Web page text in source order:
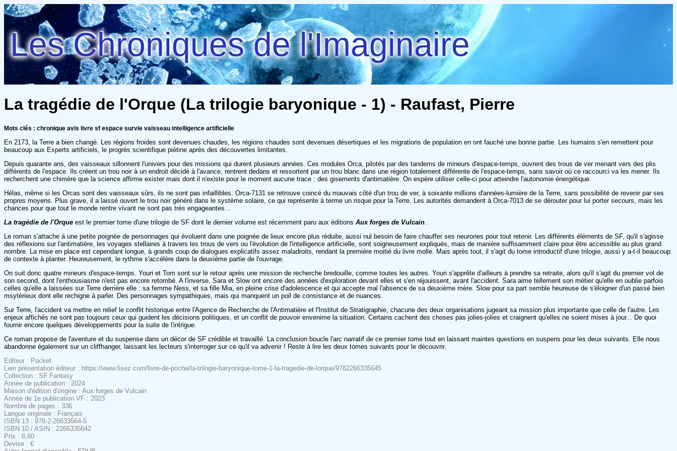
Les Chroniques de l'Imaginaire
La tragédie de l'Orque (La trilogie baryonique - 1) - Raufast, Pierre
Mots clés : chronique avis livre sf espace survie vaisseau intelligence artificielle
En 2173, la Terre a bien changé. Les régions froides sont devenues chaudes, les régions chaudes sont devenues désertiques et les migrations de population en ont fauché une bonne partie. Les humains s'en remettent pour
beaucoup aux Experts artificiels, le progrès scientifique piétine après des découvertes limitantes.
Depuis quarante ans, des vaisseaux sillonnent l'univers pour des missions qui durent plusieurs années. Ces modules Orca, pilotés par des tandems de mineurs d'espace-temps, ouvrent des trous de ver menant vers des plis
différents de l'espace. Ils créent un trou noir à un endroit décidé à l'avance, rentrent dedans et ressortent par un trou blanc dans une région totalement différente de l'espace-temps, sans savoir où ce raccourci va les mener. Ils
recherchent une chimère que la science affirme exister mais dont il n'existe pour le moment aucune trace : des gisements d'antimatière. On espère utiliser celle-ci pour atteindre l'autonomie énergétique.
Hélas, même si les Orcas sont des vaisseaux sûrs, ils ne sont pas infaillibles. Orca-7131 se retrouve coincé du mauvais côté d'un trou de ver, à soixante millions d'années-lumière de la Terre, sans possibilité de revenir par ses
propres moyens. Plus grave, il a laissé ouvert le trou noir généré dans le système solaire, ce qui représente à terme un risque pour la Terre. Les autorités demandent à Orca-7013 de se dérouter pour lui porter secours, mais les
chances pour que tout le monde rentre vivant ne sont pas très engageantes...
La tragédie de l'Orque est le premier tome d'une trilogie de SF dont le dernier volume est récemment paru aux éditions Aux forges de Vulcain
Le roman s'attache à une petite poignée de personnages qui évoluent dans une poignée de lieux encore plus réduite, aussi nul besoin de faire chauffer ses neurones pour tout retenir. Les différents éléments de SF, qu'il s'agisse
des réflexions sur l'antimatière, les voyages stellaires à travers les trous de vers ou l'évolution de l'intelligence artificielle, sont soigneusement expliqués, mais de manière suffisamment claire pour être accessible au plus grand
nombre. La mise en place est cependant longue, à grands coup de dialogues explicatifs assez maladroits, rendant la première moitié du livre molle. Mais après tout, il s'agit du tome introductif d'une trilogie, aussi y a-t-il beaucoup
de contexte à planter. Heureusement, le rythme s'accélère dans la deuxième partie de l'ouvrage.
On suit donc quatre mineurs d'espace-temps. Youri et Tom sont sur le retour après une mission de recherche bredouille, comme toutes les autres. Youri s'apprête d'ailleurs à prendre sa retraite, alors qu'il s'agit du premier vol de
son second, dont l'enthousiasme n'est pas encore retombé. A l'inverse, Sara et Slow ont encore des années d'exploration devant elles et s'en réjouissent, avant l'accident. Sara aime tellement son métier qu'elle en oublie parfois
celles qu'elle a laissées sur Terre derrière elle : sa femme Ness, et sa fille Mia, en pleine crise d'adolescence et qui accepte mal l'absence de sa deuxième mère. Slow pour sa part semble heureuse de s'éloigner d'un passé bien
msytérieux dont elle rechigne à parler. Des personnages sympathiques, mais qui manquent un poil de consistance et de nuances.
Sur Terre, l'accident va mettre en relief le conflit historique entre l'Agence de Recherche de l'Antimatière et l'Institut de Stratigraphie, chacune des deux organisations jugeant sa mission plus importante que celle de l'autre. Les
enjeux affichés ne sont pas toujours ceux qui guident les décisions politiques, et un conflit de pouvoir envenime la situation. Certains cachent des choses pas jolies-jolies et craignent qu'elles ne soient mises à jour... De quoi
fournir encore quelques développements pour la suite de l'intrigue.
Ce roman propose de l'aventure et du suspense dans un décor de SF crédible et travaillé. La conclusion boucle l'arc narratif de ce premier tome tout en laissant maintes questions en suspens pour les deux suivants. Elle nous
abandonne également sur un cliffhanger, laissant les lecteurs s'interroger sur ce qu'il va advenir ! Reste à lire les deux tomes suivants pour le découvrir.
Editeur : Pocket
Lien présentation éditeur : https://www.lisez.com/livre-de-poche/la-trilogie-baryonique-tome-1-la-tragedie-de-lorque/9782266335645
Collection : SF Fantasy
Année de publication : 2024
Maison d'édition d'origine : Aux forges de Vulcain
Année de 1e publication VF : 2023
Nombre de pages : 336
Langue originale : Français
ISBN 13 : 978-2-26633564-5
ISBN 10 / ASIN : 2266335642
Prix : 8,60
Devise : €